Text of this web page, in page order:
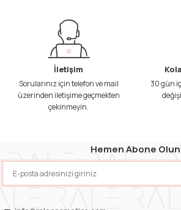
İletişim
Sorularınız için telefon ve mail
üzerinden iletişime geçmekten
çekinmeyin.
30 gün
Hemen Abone